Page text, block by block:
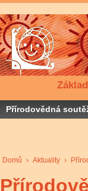
Přírodovědná
Domů › Aktuality ›